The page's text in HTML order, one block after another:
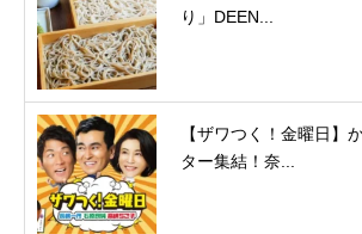
り」DEEN...
【ザワつく！金曜日】
ター集結！奈...